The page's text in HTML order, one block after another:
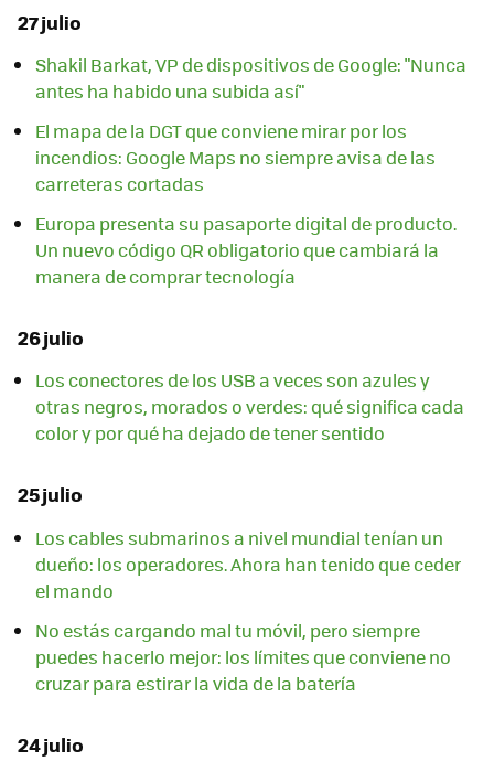
27 julio
Shakil Barkat, VP de dispositivos de Google: "Nunca
antes ha habido una subida así"
El mapa de la DGT que conviene mirar por los
incendios: Google Maps no siempre avisa de las
carreteras cortadas
Europa presenta su pasaporte digital de producto.
Un nuevo código QR obligatorio que cambiará la
manera de comprar tecnología
26 julio
Los conectores de los USB a veces son azules y
otras negros, morados o verdes: qué significa cada
color y por qué ha dejado de tener sentido
25 julio
Los cables submarinos a nivel mundial tenían un
dueño: los operadores. Ahora han tenido que ceder
el mando
No estás cargando mal tu móvil, pero siempre
puedes hacerlo mejor: los límites que conviene no
cruzar para estirar la vida de la batería
24 julio